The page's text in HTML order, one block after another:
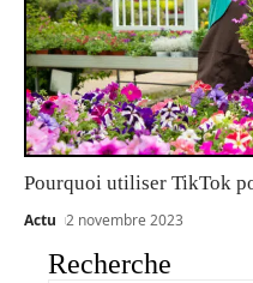
Pourquoi utiliser TikTok
Actu 2 novembre 2023
Recherche